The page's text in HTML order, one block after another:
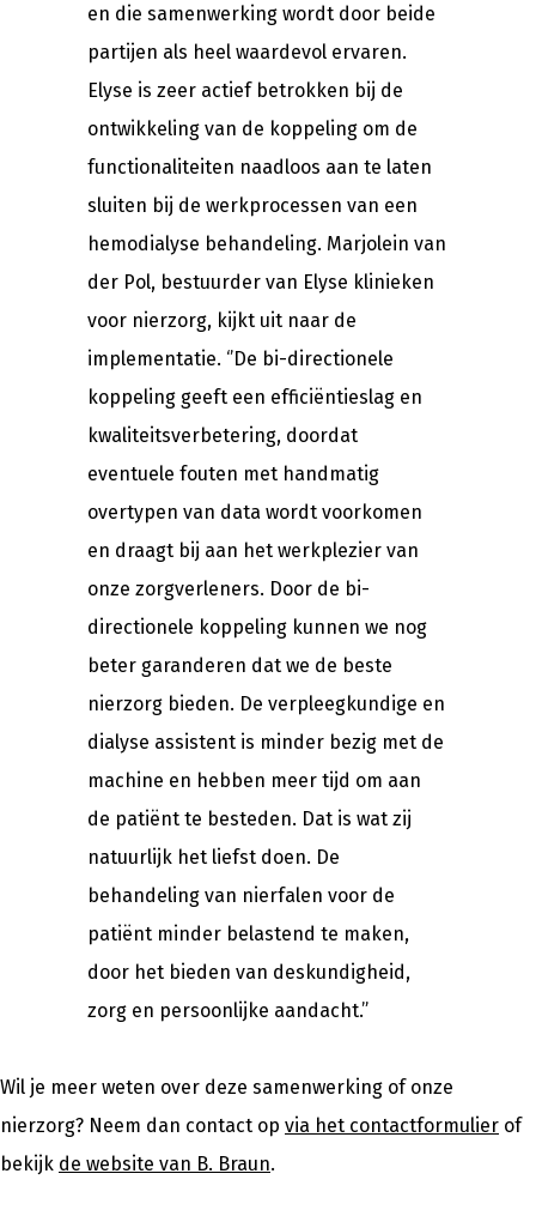
en die samenwerking wordt door beide
partijen als heel waardevol ervaren.
Elyse is zeer actief betrokken bij de
ontwikkeling van de koppeling om de
functionaliteiten naadloos aan te laten
sluiten bij de werkprocessen van een
hemodialyse behandeling. Marjolein van
der Pol, bestuurder van Elyse klinieken
voor nierzorg, kijkt uit naar de
implementatie. ‘’De bi-directionele
koppeling geeft een efficiëntieslag en
kwaliteitsverbetering, doordat
eventuele fouten met handmatig
overtypen van data wordt voorkomen
en draagt bij aan het werkplezier van
onze zorgverleners. Door de bi-
directionele koppeling kunnen we nog
beter garanderen dat we de beste
nierzorg bieden. De verpleegkundige en
dialyse assistent is minder bezig met de
machine en hebben meer tijd om aan
de patiënt te besteden. Dat is wat zij
natuurlijk het liefst doen. De
behandeling van nierfalen voor de
patiënt minder belastend te maken,
door het bieden van deskundigheid,
zorg en persoonlijke aandacht.”
Wil je meer weten over deze samenwerking of onze
nierzorg? Neem dan contact op via het contactformulier of
bekijk de website van B. Braun.